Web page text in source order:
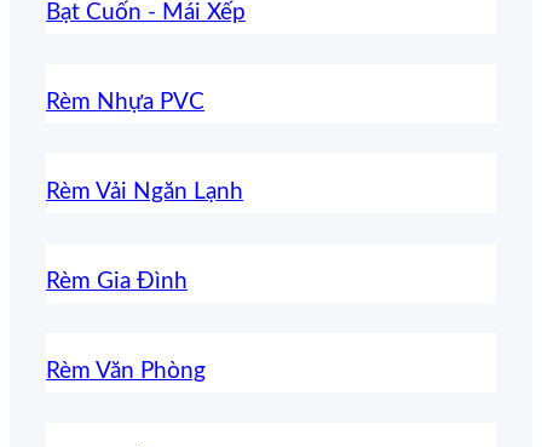
Bạt Cuốn - Mái Xếp
Rèm Nhựa PVC
Rèm Vải Ngăn Lạnh
Rèm Gia Đình
Rèm Văn Phòng